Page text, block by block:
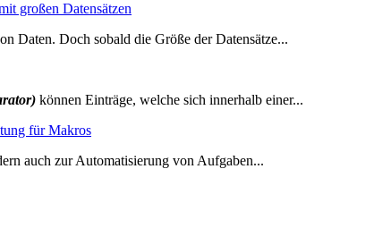
großen Datensätzen
Daten. Doch sobald die Größe der Datensätze...
können Einträge, welche sich innerhalb einer...
für Makros
auch zur Automatisierung von Aufgaben...